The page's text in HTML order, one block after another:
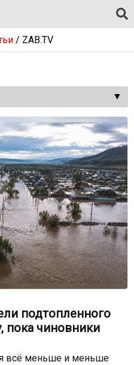
/ ZAB.TV
подтопленного
пока чиновники
всё меньше и меньше